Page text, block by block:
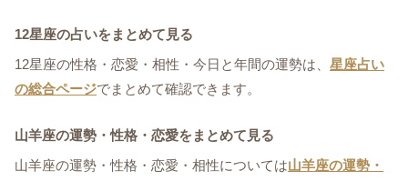
12星座の占いをまとめて見る
12星座の性格・恋愛・相性・今日と年間の運勢は、 星座占い
の総合ページでまとめて確認できます。
山羊座の運勢・性格・恋愛をまとめて見る
山羊座の運勢・性格・恋愛・相性については山羊座の運勢・